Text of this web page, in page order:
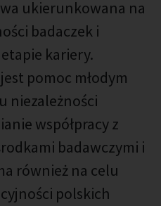
ukierunkowana na
badaczek i
kariery.
pomoc młodym
niezależności
współpracy z
badawczymi i
również na celu
polskich